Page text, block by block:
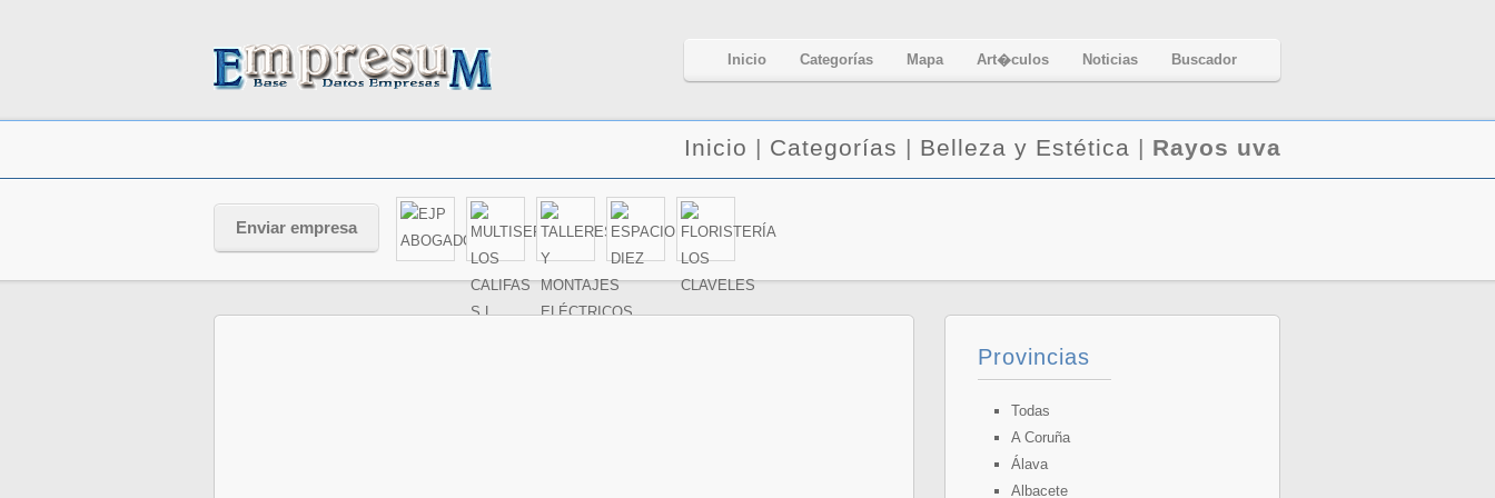
Inicio Categorías Mapa Art�culos Noticias Buscador
Inicio | Categorías | Belleza y Estética | Rayos uva
Enviar empresa
Provincias
Todas
A Coruña
Álava
Albacete